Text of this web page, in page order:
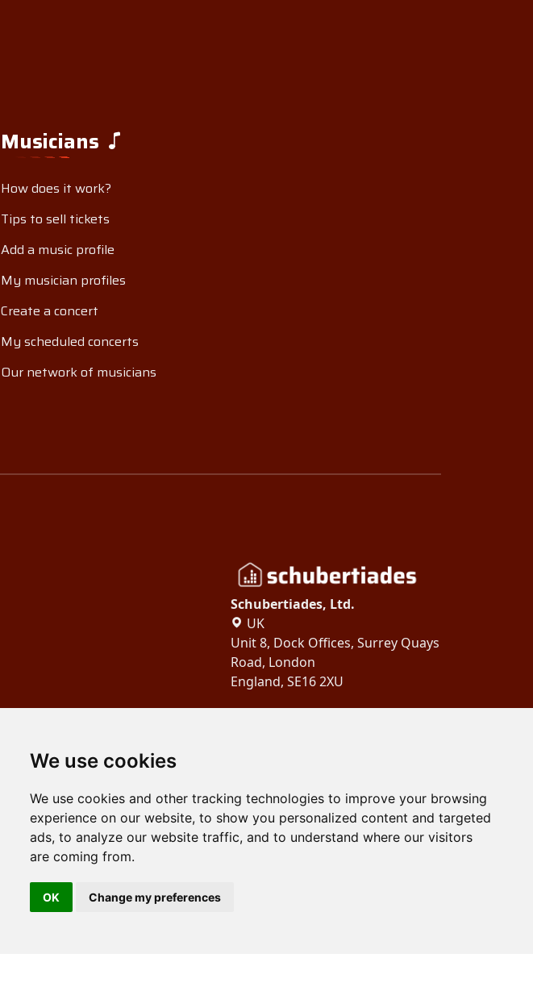
We use cookies
We use cookies and other tracking technologies to improve your browsing
experience on our website, to show you personalized content and targeted
ads, to analyze our website traffic, and to understand where our visitors
are coming from.
OK Change my preferences
Musicians
How does it work?
Tips to sell tickets
Add a music profile
My musician profiles
Create a concert
My scheduled concerts
Our network of musicians
Schubertiades, Ltd.
UK
Unit 8, Dock Offices, Surrey Quays
Road, London
England, SE16 2XU